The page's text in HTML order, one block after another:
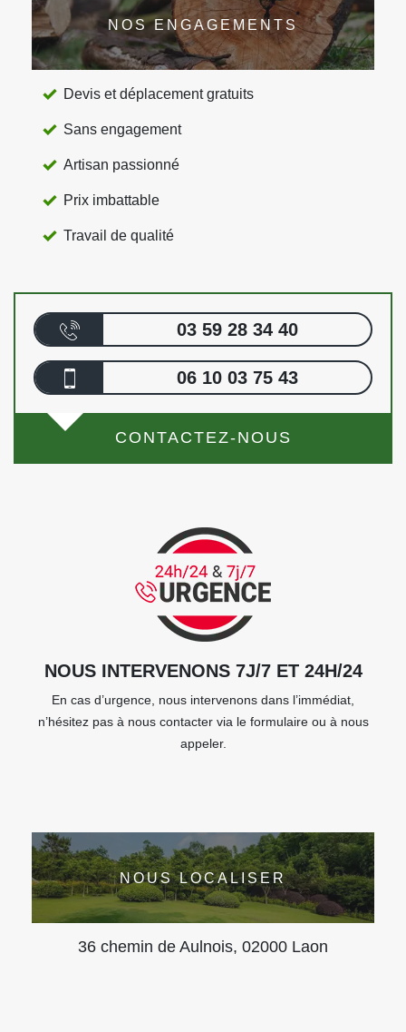
NOS ENGAGEMENTS
Devis et déplacement gratuits
Sans engagement
Artisan passionné
Prix imbattable
Travail de qualité
03 59 28 34 40
06 10 03 75 43
CONTACTEZ-NOUS
NOUS INTERVENONS 7J/7 ET 24H/24
En cas d’urgence, nous intervenons dans l’immédiat,
n’hésitez pas à nous contacter via le formulaire ou à nous
appeler.
NOUS LOCALISER
36 chemin de Aulnois, 02000 Laon